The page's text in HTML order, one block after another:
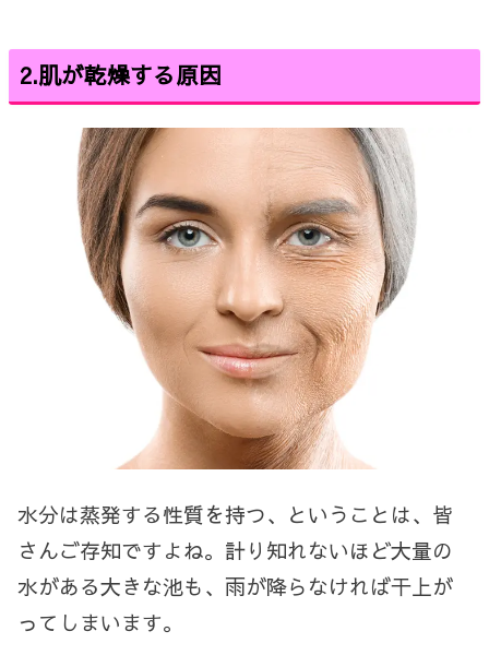
2.肌が乾燥する原因
水分は蒸発する性質を持つ、ということは、皆
さんご存知ですよね。計り知れないほど大量の
水がある大きな池も、雨が降らなければ干上が
ってしまいます。